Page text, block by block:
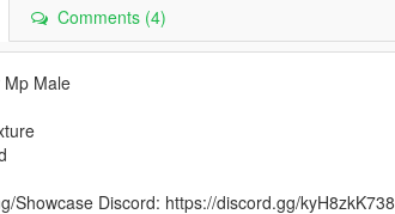
Comments (4)
Male
Showcase Discord: https://discord.gg/kyH8zkK738